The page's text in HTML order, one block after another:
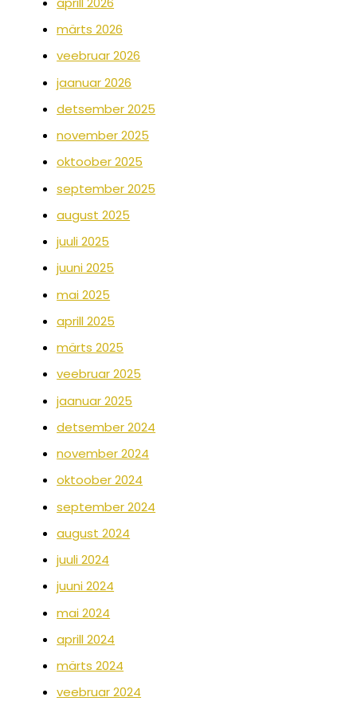
märts 2026
veebruar 2026
jaanuar 2026
detsember 2025
november 2025
oktoober 2025
september 2025
august 2025
juuli 2025
juuni 2025
mai 2025
aprill 2025
märts 2025
veebruar 2025
jaanuar 2025
detsember 2024
november 2024
oktoober 2024
september 2024
august 2024
juuli 2024
juuni 2024
mai 2024
aprill 2024
märts 2024
veebruar 2024